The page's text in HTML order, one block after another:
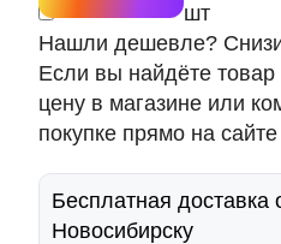
шт
Нашли дешевле?
Если вы найдёте
цену в магазине или
покупке прямо на сайте
Бесплатная доставка
Новосибирску